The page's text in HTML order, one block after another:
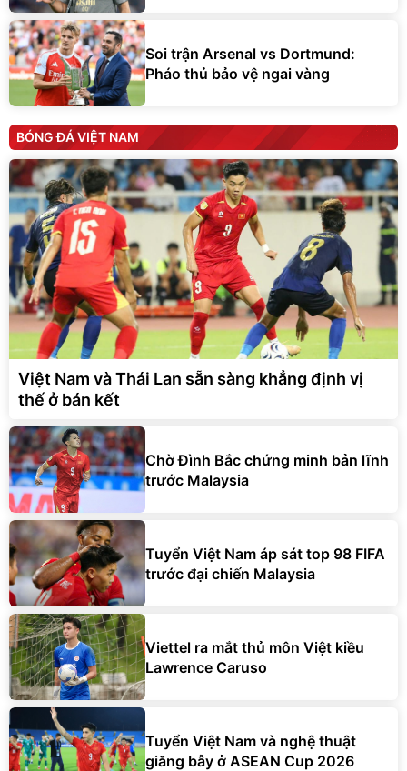
Soi trận Arsenal vs Dortmund:
Pháo thủ bảo vệ ngai vàng
BÓNG ĐÁ VIỆT NAM
Việt Nam và Thái Lan sẵn sàng khẳng định vị
thế ở bán kết
Chờ Đình Bắc chứng minh bản lĩnh
trước Malaysia
Tuyển Việt Nam áp sát top 98 FIFA
trước đại chiến Malaysia
Viettel ra mắt thủ môn Việt kiều
Lawrence Caruso
Tuyển Việt Nam và nghệ thuật
giăng bẫy ở ASEAN Cup 2026